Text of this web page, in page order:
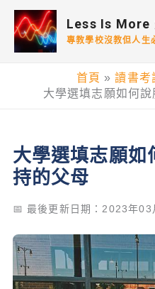
Less Is More
專教學校沒教但人生
首頁 讀書考
大學選填志願如何
大學選填志願如
持的父母
📅 最後更新日期：2023年03